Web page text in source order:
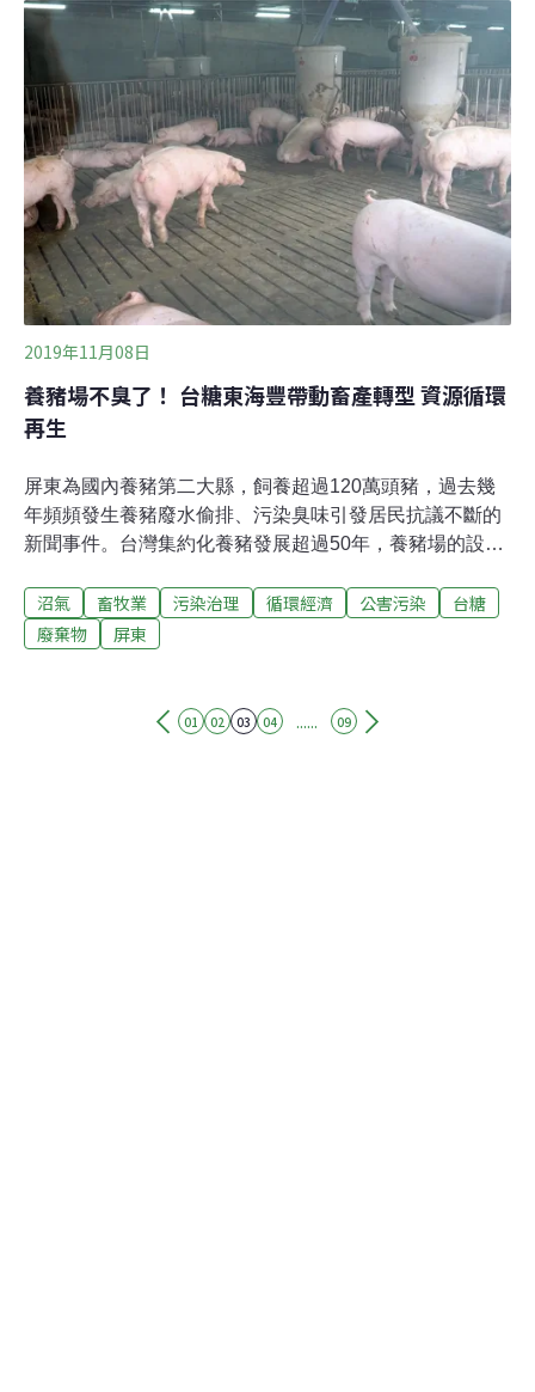
往台糖公司噴灑除草劑會採用一種地上機械，但今年6到8
月都在下雨，可能因土壤太軟，台糖公司才改成雇用無人
機，當時有農民看見了，但沒有想太多，而大湖農場甘蔗
園位於丘陵地，附近沒有遮蔽物，9月18日農民才發現台
糖公司噴灑的除草劑可能影響到他們的鳳梨田。
2019年11月08日
養豬場不臭了！ 台糖東海豐帶動畜產轉型 資源循環
再生
屏東為國內養豬第二大縣，飼養超過120萬頭豬，過去幾
年頻頻發生養豬廢水偷排、污染臭味引發居民抗議不斷的
新聞事件。台灣集約化養豬發展超過50年，養豬場的設置
改變和轉型。今年9月，台糖公司在屏東長治鄉打造的東
海豐農業循環園區正式啟用。台糖表示，這是台灣第一座
廢棄物的豬糞尿和農業廢棄物，轉變為可利用資源，落實
沼氣 畜牧業 污染治理 循環經濟 公害污染
台糖
廢棄物
屏東
01 02 03 04 ...... 09